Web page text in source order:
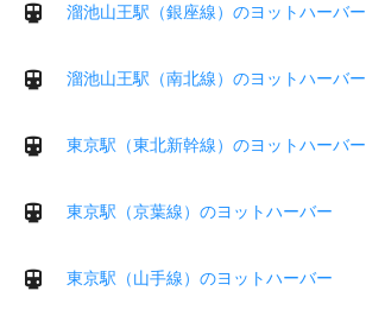
溜池山王駅（銀座線）のヨットハーバー
溜池山王駅（南北線）のヨットハーバー
東京駅（東北新幹線）のヨットハーバー
東京駅（京葉線）のヨットハーバー
東京駅（山手線）のヨットハーバー